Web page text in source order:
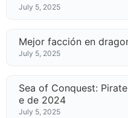
July 5, 2025
Mejor facción en
July 5, 2025
Sea of ​​Conquest:
e de 2024
July 5, 2025